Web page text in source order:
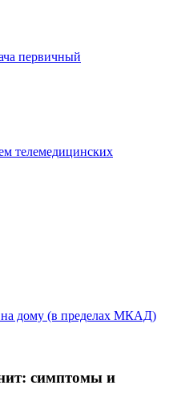
первичный
телемедицинских
на дому (в пределах МКАД)
симптомы и